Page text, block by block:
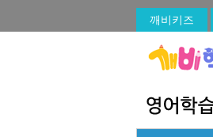
깨비키즈